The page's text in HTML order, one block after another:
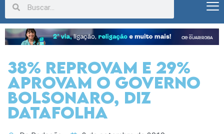
38% reprovam e 29%
aprovam o governo
Bolsonaro, diz
Datafolha